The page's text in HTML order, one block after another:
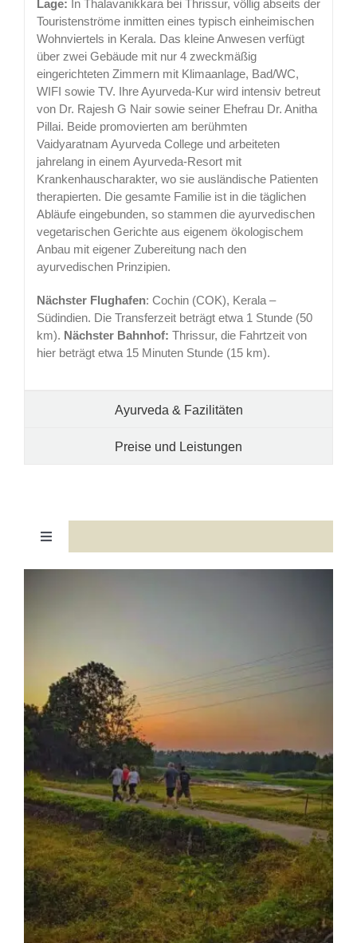
Lage: In Thalavanikkara bei Thrissur, völlig abseits der
Touristenströme inmitten eines typisch einheimischen
Wohnviertels in Kerala. Das kleine Anwesen verfügt
über zwei Gebäude mit nur 4 zweckmäßig
eingerichteten Zimmern mit Klimaanlage, Bad/WC,
WIFI sowie TV. Ihre Ayurveda-Kur wird intensiv betreut
von Dr. Rajesh G Nair sowie seiner Ehefrau Dr. Anitha
Pillai. Beide promovierten am berühmten
Vaidyaratnam Ayurveda College und arbeiteten
jahrelang in einem Ayurveda-Resort mit
Krankenhauscharakter, wo sie ausländische Patienten
therapierten. Die gesamte Familie ist in die täglichen
Abläufe eingebunden, so stammen die ayurvedischen
vegetarischen Gerichte aus eigenem ökologischem
Anbau mit eigener Zubereitung nach den
ayurvedischen Prinzipien.
Nächster Flughafen: Cochin (COK), Kerala –
Südindien. Die Transferzeit beträgt etwa 1 Stunde (50
km). Nächster Bahnhof: Thrissur, die Fahrtzeit von
hier beträgt etwa 15 Minuten Stunde (15 km).
Ayurveda & Fazilitäten
Preise und Leistungen
Toggle
Navigation